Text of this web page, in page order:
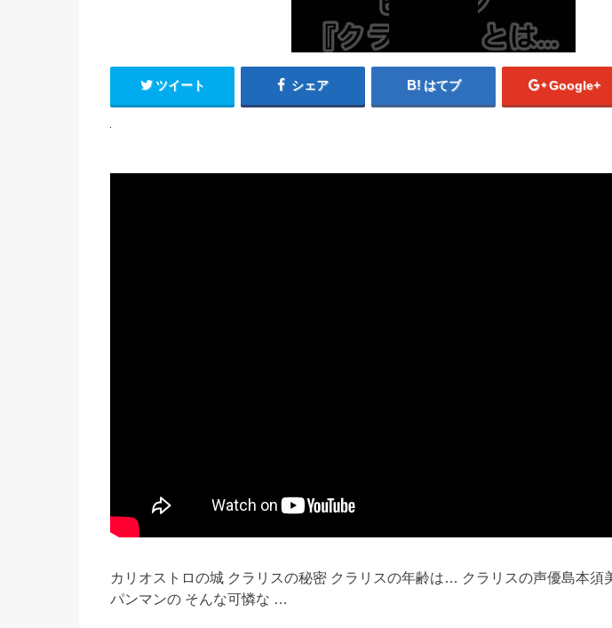
ツイート シェア はてブ Google+
カリオストロの城 クラリスの秘密 クラリスの年齢は… クラリスの声優島本須
パンマンの そんな可憐な …